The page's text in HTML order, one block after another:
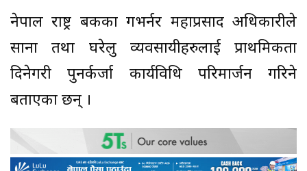
नेपाल राष्ट्र बैंकका गभर्नर महाप्रसाद अधिकारीले
साना तथा घरेलु व्यवसायीहरुलाई प्राथमिकता
दिनेगरी पुनर्कर्जा कार्यविधि परिमार्जन गरिने
बताएका छन् ।